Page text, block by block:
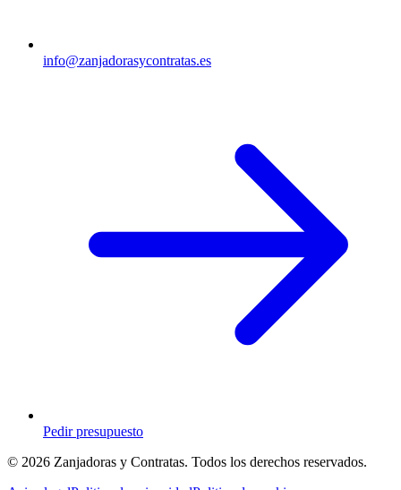
info@zanjadorasycontratas.es
Pedir presupuesto
© 2026 Zanjadoras y Contratas. Todos los derechos reservados.